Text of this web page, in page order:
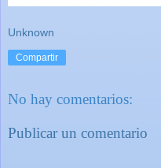
Unknown
Compartir
No hay comentarios:
Publicar un comentario